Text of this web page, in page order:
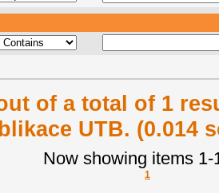
of a total of 1
UTB. (0.014
Now showing items 1-
1